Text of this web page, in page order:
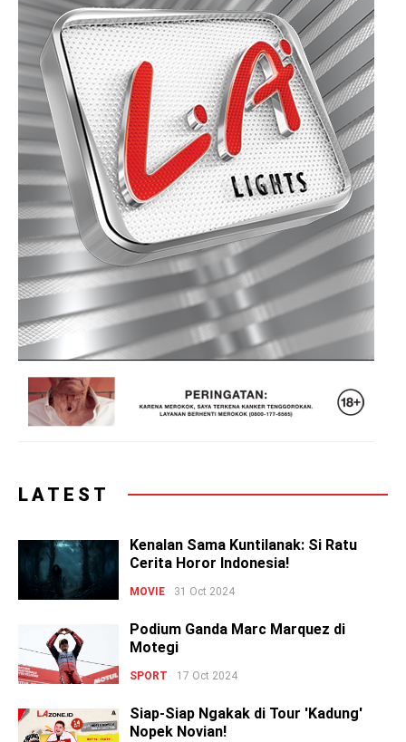
LATEST
Kenalan Sama Kuntilanak: Si Ratu
Cerita Horor Indonesia!
MOVIE 31 Oct 2024
Podium Ganda Marc Marquez di
Motegi
SPORT 17 Oct 2024
Siap-Siap Ngakak di Tour 'Kadung'
Nopek Novian!